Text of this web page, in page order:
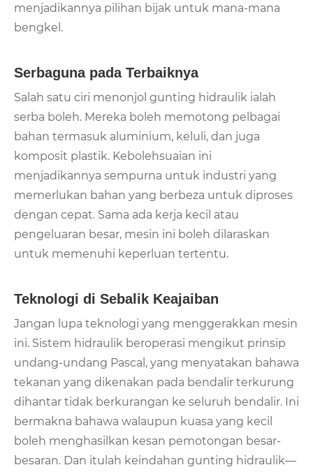
menjadikannya pilihan bijak untuk mana-mana
bengkel.
Serbaguna pada Terbaiknya
Salah satu ciri menonjol gunting hidraulik ialah
serba boleh. Mereka boleh memotong pelbagai
bahan termasuk aluminium, keluli, dan juga
komposit plastik. Kebolehsuaian ini
menjadikannya sempurna untuk industri yang
memerlukan bahan yang berbeza untuk diproses
dengan cepat. Sama ada kerja kecil atau
pengeluaran besar, mesin ini boleh dilaraskan
untuk memenuhi keperluan tertentu.
Teknologi di Sebalik Keajaiban
Jangan lupa teknologi yang menggerakkan mesin
ini. Sistem hidraulik beroperasi mengikut prinsip
undang-undang Pascal, yang menyatakan bahawa
tekanan yang dikenakan pada bendalir terkurung
dihantar tidak berkurangan ke seluruh bendalir. Ini
bermakna bahawa walaupun kuasa yang kecil
boleh menghasilkan kesan pemotongan besar-
besaran. Dan itulah keindahan gunting hidraulik—